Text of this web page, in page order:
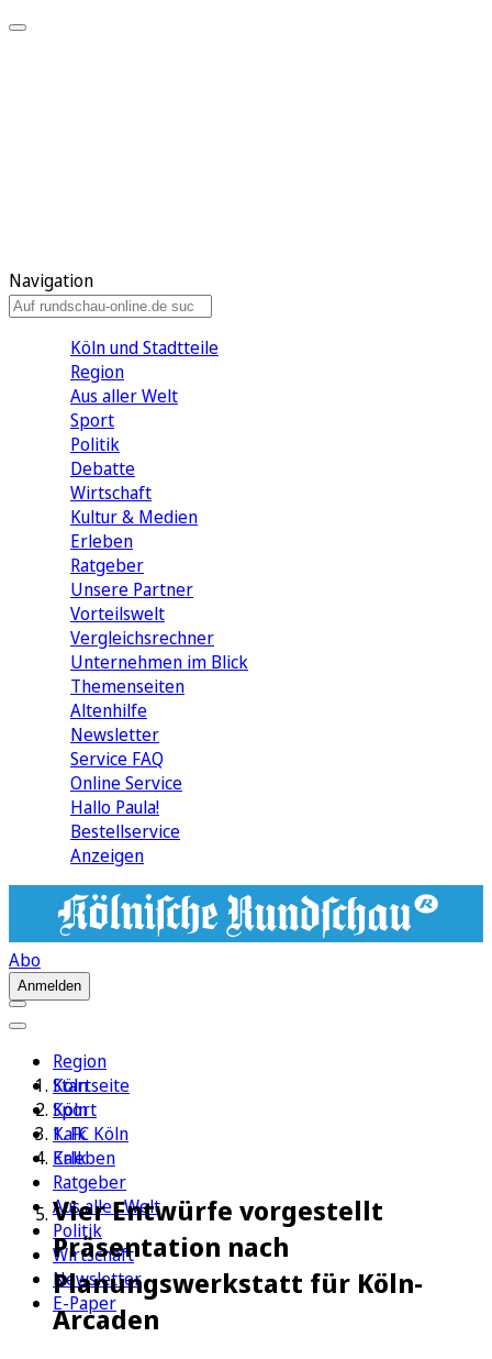
Navigation
Köln und Stadtteile
Region
Aus aller Welt
Sport
Politik
Debatte
Wirtschaft
Kultur & Medien
Erleben
Ratgeber
Unsere Partner
Vorteilswelt
Vergleichsrechner
Unternehmen im Blick
Themenseiten
Altenhilfe
Newsletter
Service FAQ
Online Service
Hallo Paula!
Bestellservice
Anzeigen
Abo
Anmelden
Region
Köln
Sport
1. FC Köln
Erleben
Ratgeber
Aus aller Welt
Politik
Wirtschaft
Newsletter
E-Paper
Startseite
Köln
Kalk
Kalk
Vier Entwürfe vorgestellt
Präsentation nach
Planungswerkstatt für Köln-
Arcaden